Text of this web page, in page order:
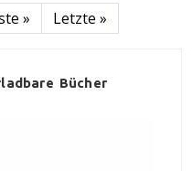
Seite
» Letzte Seite
Letzte »
Bücher